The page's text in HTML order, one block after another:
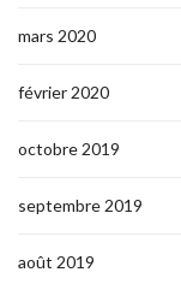
mars 2020
février 2020
octobre 2019
septembre 2019
août 2019